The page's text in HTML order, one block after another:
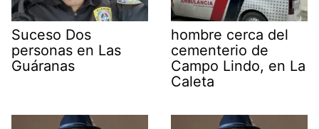
Suceso Dos
personas en Las
Guáranas
hombre cerca del
cementerio de
Campo Lindo, en La
Caleta